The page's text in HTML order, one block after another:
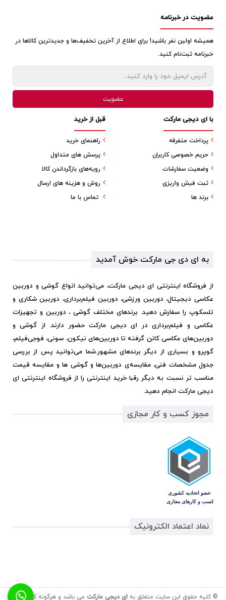
عضویت در خبرنامه
همیشه اولین نفر باشید! برای اطلاع از آخرین تخفیف‌ها و جدیدترین کالاها در
خبرنامه ثبت‌نام کنید.
قبل از خرید
راهنمای خرید
پرسش های متداول
رویه‌های بازگرداندن کالا
روش و هزینه های ارسال
تماس با ما
با ای دیجی مارکت
پرداخت متفرقه
حریم خصوصی کاربران
وضعیت سفارشات
ثبت فیش واریزی
برند ها
به ای دی جی مارکت خوش آمدید
از فروشگاه اینترنتی ای دیجی مارکت، می‌توانید انواع گوشی و دوربین
عکاسی دیجیتال، دوربین ورزشی، دوربین فیلم‌برداری، دوربین شکاری و
تلسکوپ را سفارش دهید. برندهای مختلف گوشی ، دوربین و تجهیزات
عکاسی و فیلم‌برداری در ای دیجی مارکت حضور دارند. از گوشی و
دوربین‌های عکاسی کانن گرفته تا دوربین‌های نیکون، سونی، فوجی‌فیلم،
گوپرو و بسیاری از دیگر برندهای مشهور.شما می‌توانید پس از بررسی
جدول مشخصات فنی، مقایسه‌ی دوربین‌ها و گوشی ها و مقایسه قیمت
مناسب تر نسبت به دیگر رقبا خرید اینترنتی را از فروشگاه اینترنتی ای
دیجی مارکت انجام دهید.
مجوز کسب و کار مجازی
نماد اعتماد الکترونیک
© کلیه حقوق این سایت متعلق به ای دیجی مارکت می باشد و هرگونه کپی برداری